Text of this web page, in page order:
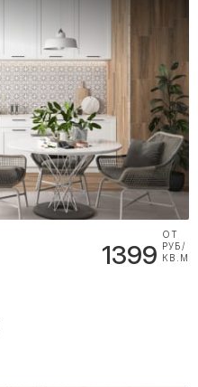
1399
ОТ
РУБ/
КВ.М